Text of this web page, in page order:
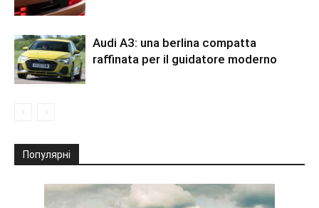
Audi A3: una berlina compatta
raffinata per il guidatore moderno
Популярні